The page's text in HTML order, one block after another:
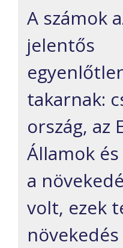
A számok
jelentős
takarnak:
ország, az
Államok
a
volt, ezek